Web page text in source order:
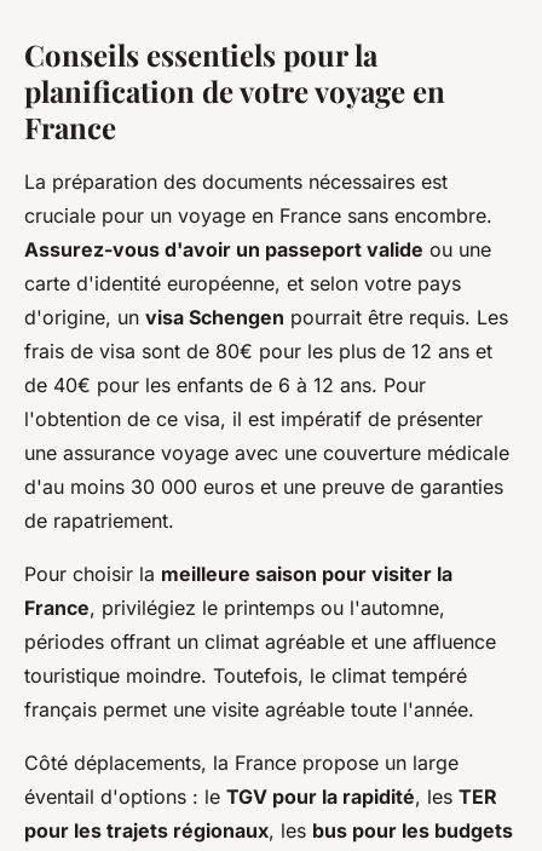
Conseils essentiels pour la
planification de votre voyage en
France
La préparation des documents nécessaires est
cruciale pour un voyage en France sans encombre.
Assurez-vous d'avoir un passeport valide ou une
carte d'identité européenne, et selon votre pays
d'origine, un visa Schengen pourrait être requis. Les
frais de visa sont de 80€ pour les plus de 12 ans et
de 40€ pour les enfants de 6 à 12 ans. Pour
l'obtention de ce visa, il est impératif de présenter
une assurance voyage avec une couverture médicale
d'au moins 30 000 euros et une preuve de garanties
de rapatriement.
Pour choisir la meilleure saison pour visiter la
France, privilégiez le printemps ou l'automne,
périodes offrant un climat agréable et une affluence
touristique moindre. Toutefois, le climat tempéré
français permet une visite agréable toute l'année.
Côté déplacements, la France propose un large
éventail d'options : le TGV pour la rapidité, les TER
pour les trajets régionaux, les bus pour les budgets